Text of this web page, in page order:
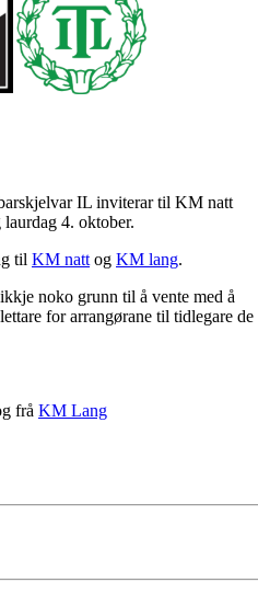
IL inviterar til KM natt
4. oktober.
til KM nattog KM lang.
noko grunn til å vente med å
for arrangørane til tidlegare de
frå KM Lang